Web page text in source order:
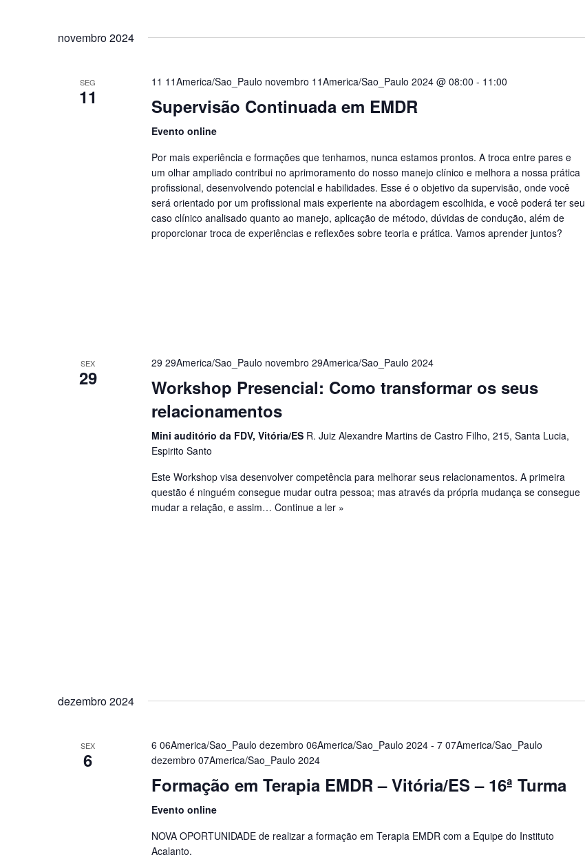
novembro 2024
SEG
11
11 11America/Sao_Paulo novembro 11America/Sao_Paulo 2024 @ 08:00 - 11:00
Supervisão Continuada em EMDR
Evento online
Por mais experiência e formações que tenhamos, nunca estamos prontos. A troca entre pares e
um olhar ampliado contribui no aprimoramento do nosso manejo clínico e melhora a nossa prática
profissional, desenvolvendo potencial e habilidades. Esse é o objetivo da supervisão, onde você
será orientado por um profissional mais experiente na abordagem escolhida, e você poderá ter seu
caso clínico analisado quanto ao manejo, aplicação de método, dúvidas de condução, além de
proporcionar troca de experiências e reflexões sobre teoria e prática. Vamos aprender juntos?
SEX
29
29 29America/Sao_Paulo novembro 29America/Sao_Paulo 2024
Workshop Presencial: Como transformar os seus
relacionamentos
Mini auditório da FDV, Vitória/ES R. Juiz Alexandre Martins de Castro Filho, 215, Santa Lucia,
Espirito Santo
Este Workshop visa desenvolver competência para melhorar seus relacionamentos. A primeira
questão é ninguém consegue mudar outra pessoa; mas através da própria mudança se consegue
mudar a relação, e assim… Continue a ler »
dezembro 2024
SEX
6
6 06America/Sao_Paulo dezembro 06America/Sao_Paulo 2024- 7 07America/Sao_Paulo
dezembro 07America/Sao_Paulo 2024
Formação em Terapia EMDR – Vitória/ES – 16ª Turma
Evento online
NOVA OPORTUNIDADE de realizar a formação em Terapia EMDR com a Equipe do Instituto
Acalanto.